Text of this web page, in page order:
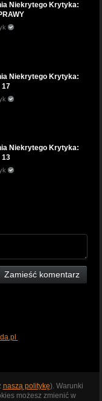
Niekrytego Krytyka:
Niekrytego Krytyka:
17
Niekrytego Krytyka:
13
Zamieść komentarz
naszą politykę). Warunki
możesz zmienić w